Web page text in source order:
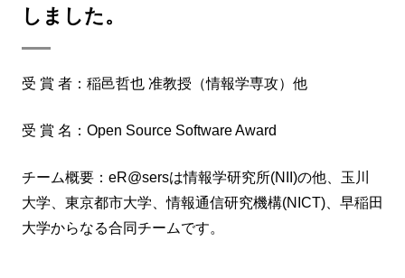
しました。
受 賞 者：稲邑哲也 准教授（情報学専攻）他
受 賞 名：Open Source Software Award
チーム概要：eR@sersは情報学研究所(NII)の他、玉川
大学、東京都市大学、情報通信研究機構(NICT)、早稲田
大学からなる合同チームです。